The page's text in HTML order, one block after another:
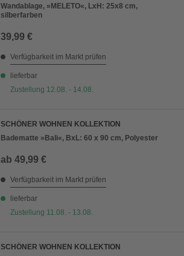
Wandablage, »MELETO«, LxH: 25x8 cm,
silberfarben
39,99 €
Verfügbarkeit im Markt prüfen
lieferbar
Zustellung 12.08. - 14.08.
SCHÖNER WOHNEN KOLLEKTION
Badematte »Bali«, BxL: 60 x 90 cm, Polyester
ab 49,99 €
Verfügbarkeit im Markt prüfen
lieferbar
Zustellung 11.08. - 13.08.
SCHÖNER WOHNEN KOLLEKTION